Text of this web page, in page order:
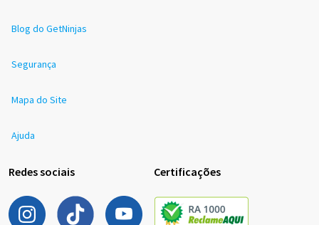
Blog do GetNinjas
Segurança
Mapa do Site
Ajuda
Redes sociais Certificações